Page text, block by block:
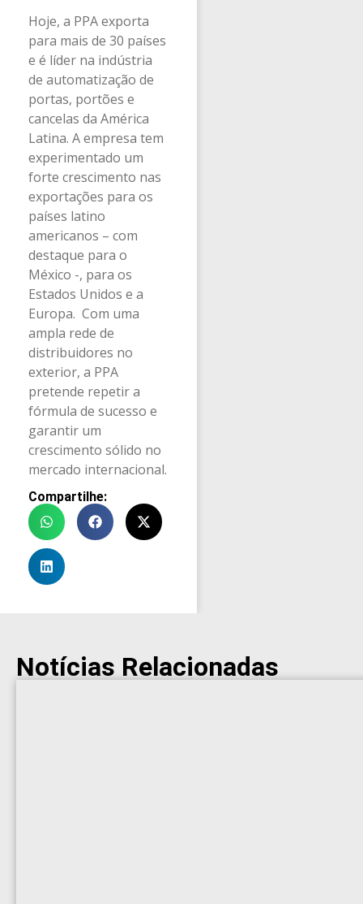
Hoje, a PPA exporta
para mais de 30 países
e é líder na indústria
de automatização de
portas, portões e
cancelas da América
Latina. A empresa tem
experimentado um
forte crescimento nas
exportações para os
países latino
americanos – com
destaque para o
México -, para os
Estados Unidos e a
Europa. Com uma
ampla rede de
distribuidores no
exterior, a PPA
pretende repetir a
fórmula de sucesso e
garantir um
crescimento sólido no
mercado internacional.
Compartilhe:
Notícias Relacionadas